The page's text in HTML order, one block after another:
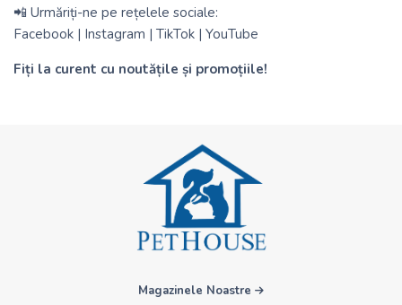
📲 Urmăriți-ne pe rețelele sociale:
Facebook | Instagram | TikTok | YouTube
Fiți la curent cu noutățile și promoțiile!
Magazinele Noastre